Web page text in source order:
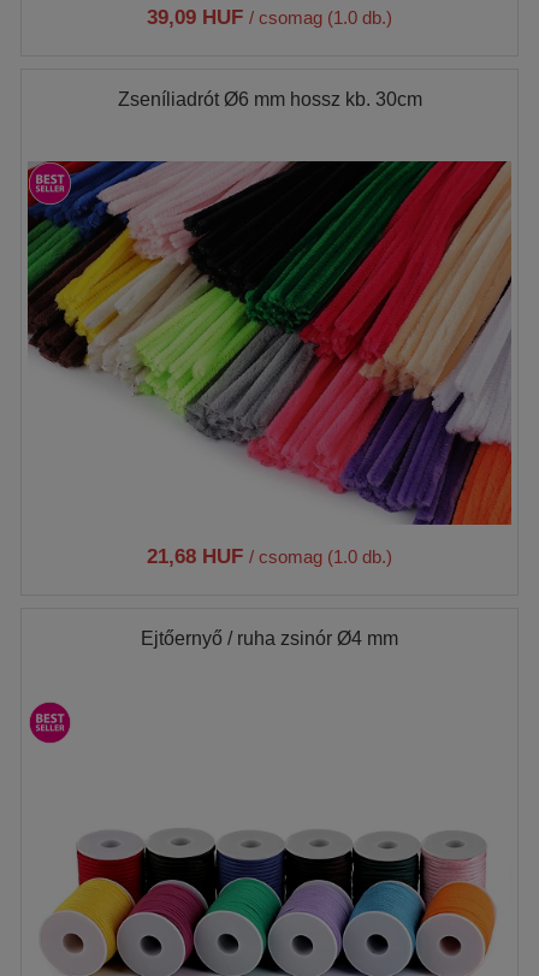
39,09 HUF / csomag (1.0 db.)
Zseníliadrót Ø6 mm hossz kb. 30cm
21,68 HUF / csomag (1.0 db.)
Ejtőernyő / ruha zsinór Ø4 mm